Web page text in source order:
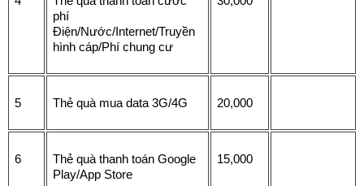
phí
Điện/Nước/Internet/Truyền
hình cáp/Phí chung cư
5 Thẻ quà mua data 3G/4G 20,000
6
Thẻ quà thanh toán Google
Play/App Store
15,000